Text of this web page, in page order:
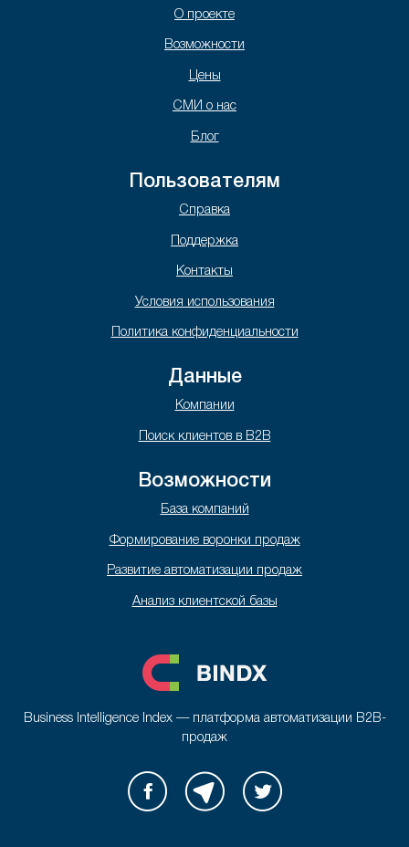
О проекте
Возможности
Цены
СМИ о нас
Блог
Пользователям
Справка
Поддержка
Контакты
Условия использования
Политика конфиденциальности
Данные
Компании
Поиск клиентов в B2B
Возможности
База компаний
Формирование воронки продаж
Развитие автоматизации продаж
Анализ клиентской базы
Business Intelligence Index — платформа автоматизации B2B-
продаж